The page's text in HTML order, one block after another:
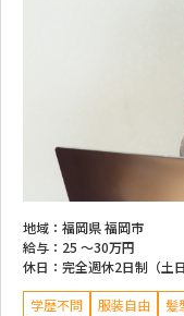
地域： 福岡県 福岡市
給与： 25 ～30万円
休日： 完全週休2日制（土日
学歴不問 服装自由 髪